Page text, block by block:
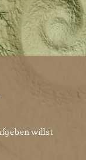
willst